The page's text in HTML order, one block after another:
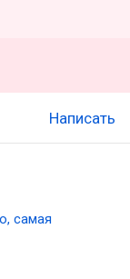
Написать
самая